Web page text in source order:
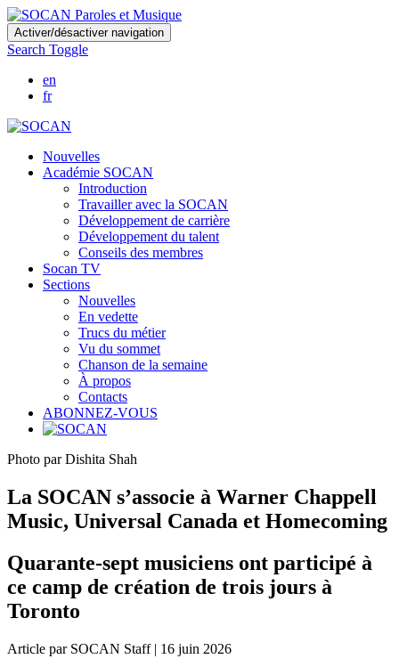
Skip
to
main
content
Activer/désactiver navigation
Search Toggle
en
fr
Nouvelles
Académie SOCAN
Introduction
Travailler avec la SOCAN
Développement de carrière
Développement du talent
Conseils des membres
Socan TV
Sections
Nouvelles
En vedette
Trucs du métier
Vu du sommet
Chanson de la semaine
À propos
Contacts
ABONNEZ-VOUS
Photo par Dishita Shah
La SOCAN s’associe à Warner Chappell
Music, Universal Canada et Homecoming
Quarante-sept musiciens ont participé à
ce camp de création de trois jours à
Toronto
Article par SOCAN Staff | 16 juin 2026